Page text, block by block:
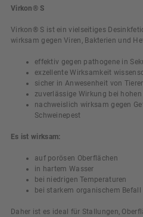
Virkon® S
Virkon® S ist ein vielseitiges
wirksam gegen Viren, Bakterien und
effektiv gegen pathogene in
exzellente Wirksamkeit
sicher in Anwesenheit von
zuverlässige Wirkung bei
nachweislich wirksam gegen
Schweinepest
Es ist wirksam:
auf porösen Oberflächen
in hartem Wasser
bei niedrigen Temperaturen
bei starkem organischem Befall
Daher ist es ideal für Stallungen,